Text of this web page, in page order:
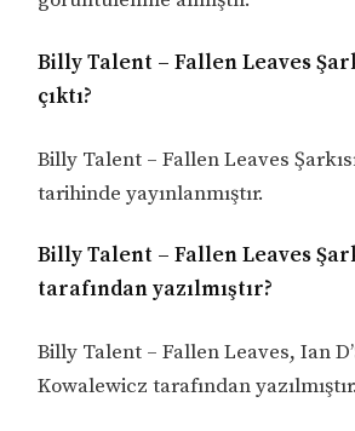
Billy Talent – Fallen Leaves
çıktı?
Billy Talent – Fallen Leaves
tarihinde yayınlanmıştır.
Billy Talent – Fallen Leaves
tarafından yazılmıştır?
Billy Talent – Fallen Leaves, Ian
Kowalewicz tarafından yazılmıştır.